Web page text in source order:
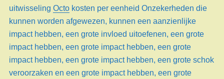
uitwisseling Octokosten per eenheid Onzekerheden die
kunnen worden afgewezen, kunnen een aanzienlijke
impact hebben, een grote invloed uitoefenen, een grote
impact hebben, een grote impact hebben, een grote
impact hebben, een grote impact hebben, een grote schok
veroorzaken en een grote impact hebben, een grote